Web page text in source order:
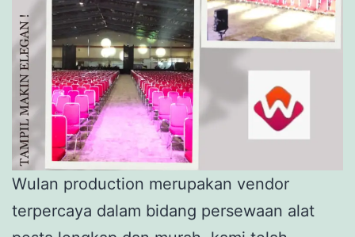
Wulan production merupakan vendor
terpercaya dalam bidang persewaan alat